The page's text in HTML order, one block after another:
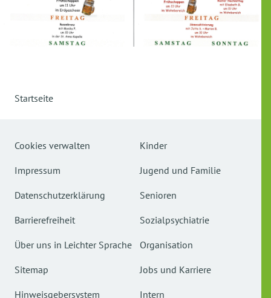
Startseite
Cookies verwalten
Impressum
Datenschutzerklärung
Barrierefreiheit
Über uns in Leichter Sprache
Sitemap
Hinweisgebersystem
Kinder
Jugend und Familie
Senioren
Sozialpsychiatrie
Organisation
Jobs und Karriere
Intern